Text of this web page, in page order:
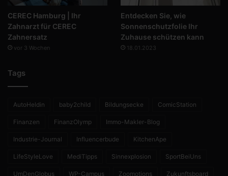
CEREC Hamburg | Ihr
Zahnarzt für CEREC
Zahnersatz
vor 3 Wochen
Entdecken Sie, wie
Sonnenschutzfolie Ihr
Zuhause schützen kann
18.01.2023
Tags
AutoHeldin baby2child Bildungsecke ComicStation
Finanzen FinanzOlymp Immo-Makler-Blog
Industrie-Journal Influencerbude KitchenApe
LifeStyleLove MediTipps Sinnexplosion SportBeiUns
UmDenGlobus WP-Campus Zoomotions Zukunftsboard